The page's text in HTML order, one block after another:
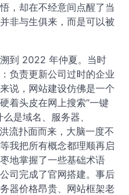
，却在不经意间点醒了当
非与生俱来，而是可以被
到 2022 年仲夏。当时
负责更新公司过时的企业
说，网站建设仿佛是一个
着头皮在网上搜索“一键
是域名、服务器、
流扑面而来，大脑一度不
我把所有概念都理顺再启
地掌握了一些基础术语
司完成了官网搭建。事后
器价格昂贵、网站框架老